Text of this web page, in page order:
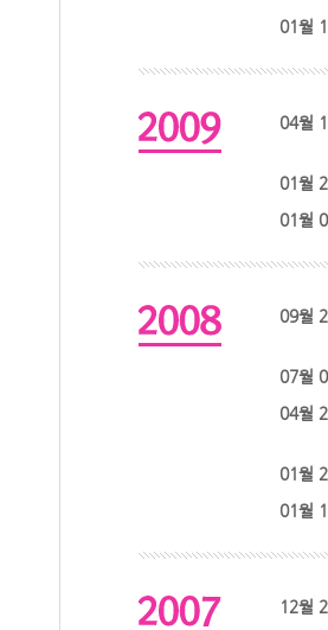
01월
04월
01월
01월
09월
07월
04월
01월
01월
12월